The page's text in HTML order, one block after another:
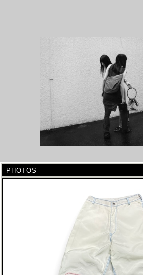
PHOTOS